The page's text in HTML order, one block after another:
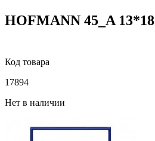
HOFMANN 45_A 13*18
Код товара
17894
Нет в наличии